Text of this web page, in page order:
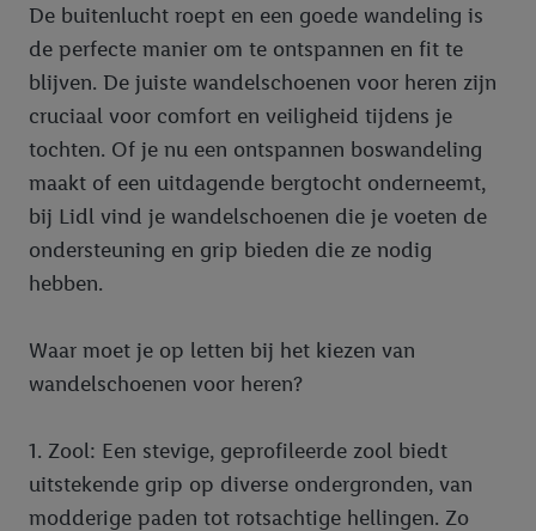
De buitenlucht roept en een goede wandeling is
de perfecte manier om te ontspannen en fit te
blijven. De juiste wandelschoenen voor heren zijn
cruciaal voor comfort en veiligheid tijdens je
tochten. Of je nu een ontspannen boswandeling
maakt of een uitdagende bergtocht onderneemt,
bij Lidl vind je wandelschoenen die je voeten de
ondersteuning en grip bieden die ze nodig
hebben.
Waar moet je op letten bij het kiezen van
wandelschoenen voor heren?
1. Zool: Een stevige, geprofileerde zool biedt
uitstekende grip op diverse ondergronden, van
modderige paden tot rotsachtige hellingen. Zo